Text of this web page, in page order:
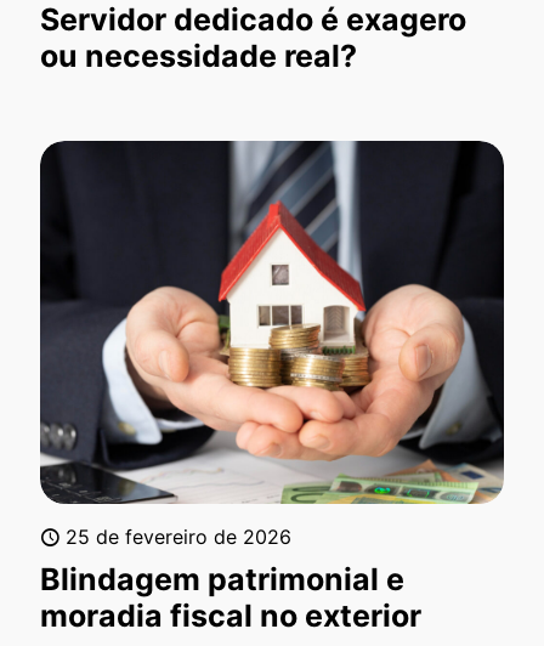
Servidor dedicado é exagero
ou necessidade real?
25 de fevereiro de 2026
Blindagem patrimonial e
moradia fiscal no exterior